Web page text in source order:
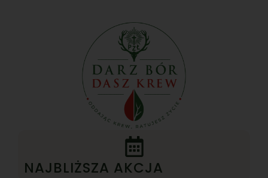
NAJBLIŻSZA AKCJA